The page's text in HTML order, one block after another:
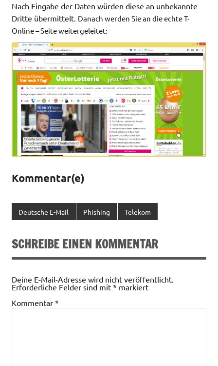
Nach Eingabe der Daten würden diese an unbekannte
Dritte übermittelt. Danach werden Sie an die echte T-
Online – Seite weitergeleitet:
Kommentar(e)
Deutsche E-Mail Phishing Telekom
SCHREIBE EINEN KOMMENTAR
Deine E-Mail-Adresse wird nicht veröffentlicht.
Erforderliche Felder sind mit * markiert
Kommentar *